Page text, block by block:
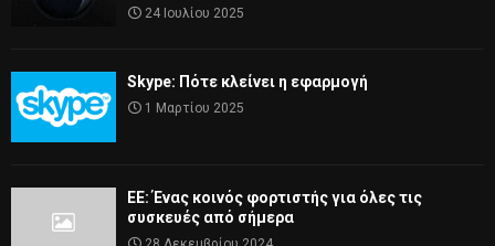
24 Ιουλίου 2025
Skype: Πότε κλείνει η εφαρμογή
1 Μαρτίου 2025
ΕΕ: Ένας κοινός φορτιστής για όλες τις
συσκευές από σήμερα